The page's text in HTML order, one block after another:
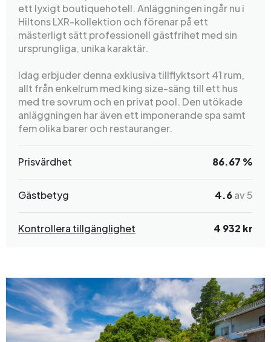
ett lyxigt boutiquehotell. Anläggningen ingår nu i
Hiltons LXR-kollektion och förenar på ett
mästerligt sätt professionell gästfrihet med sin
ursprungliga, unika karaktär.
Idag erbjuder denna exklusiva tillflyktsort 41 rum,
allt från enkelrum med king size-säng till ett hus
med tre sovrum och en privat pool. Den utökade
anläggningen har även ett imponerande spa samt
fem olika barer och restauranger.
Prisvärdhet 86.67 %
Gästbetyg 4.6av 5
Kontrollera tillgänglighet 4 932 kr